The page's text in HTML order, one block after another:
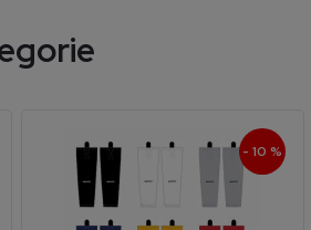
- 10 %